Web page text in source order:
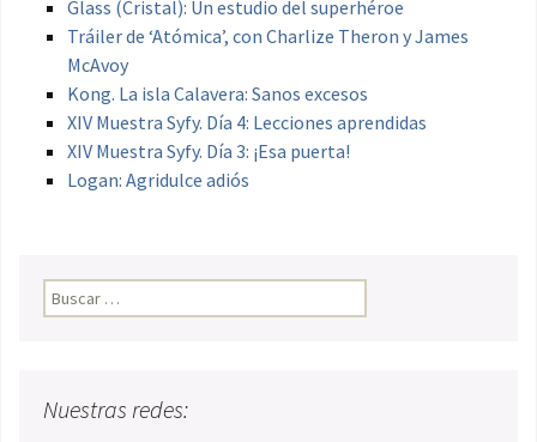
Glass (Cristal): Un estudio del superhéroe
Tráiler de ‘Atómica’, con Charlize Theron y James
McAvoy
Kong. La isla Calavera: Sanos excesos
XIV Muestra Syfy. Día 4: Lecciones aprendidas
XIV Muestra Syfy. Día 3: ¡Esa puerta!
Logan: Agridulce adiós
Buscar:
Nuestras redes: